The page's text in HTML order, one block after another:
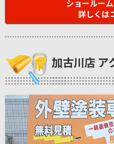
ショールー
詳しくは
加古川店 ア